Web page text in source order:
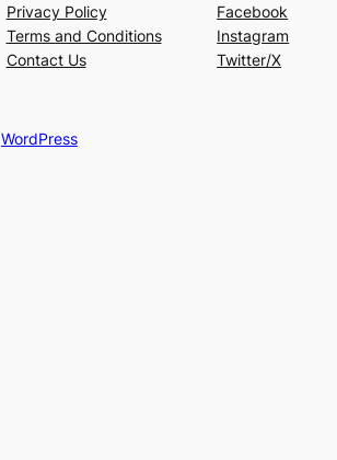
Privacy Policy
Terms and Conditions
Contact Us
Facebook
Instagram
Twitter/X
WordPress